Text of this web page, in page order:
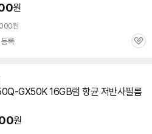
원
원
록
관
GX50K 16GB램 항균 저반사필름
원